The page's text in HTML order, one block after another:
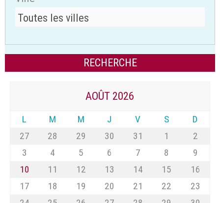
AOÛT 2026
L M M J V S
D
27
28 29 30 31 1
2
3
4 5 6 7 8
9
10
11 12 13 14 15
16
17
18 19 20 21 22
23